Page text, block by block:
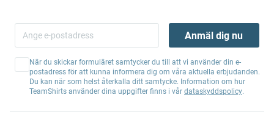
Anmäl dig nu
När du skickar formuläret samtycker du till att vi använder din e-
postadress för att kunna informera dig om våra aktuella erbjudanden.
Du kan när som helst återkalla ditt samtycke. Information om hur
TeamShirts använder dina uppgifter finns i vår dataskyddspolicy.